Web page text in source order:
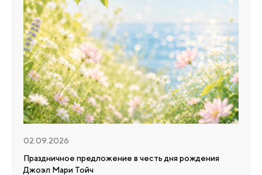
02.09.2026
Праздничное предложение в честь дня рождения
Джоэл Мари Тойч